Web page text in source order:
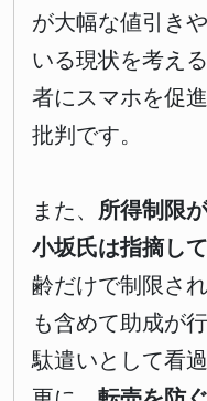
が大幅な値引き
いる現状を考え
者にスマホを促
批判です。
また、 所得制限
小坂氏は指摘して
齢だけで制限さ
も含めて助成が
駄遣いとして看